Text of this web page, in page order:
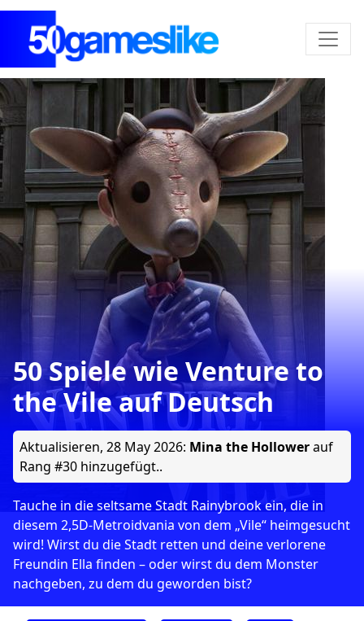
50 Spiele wie Venture to
the Vile auf Deutsch
Aktualisieren, 28 May 2026: Mina the Hollowerauf
Rang #30 hinzugefügt..
Tauche in die seltsame Stadt Rainybrook ein, die in
diesem 2,5D-Metroidvania von dem „Vile“ heimgesucht
wird! Wirst du die Stadt retten und deine verlorene
Freundin Ella finden – oder wirst du dem Monster
nachgeben, zu dem du geworden bist?